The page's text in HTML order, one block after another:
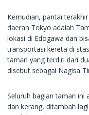
Kemudian, pantai
daerah Tokyo adalah
lokasi di Edogawa dan
transportasi kereta di
taman yang terdiri dari
disebut sebagai Nagisa
Seluruh bagian taman ini
dan kerang, ditambah